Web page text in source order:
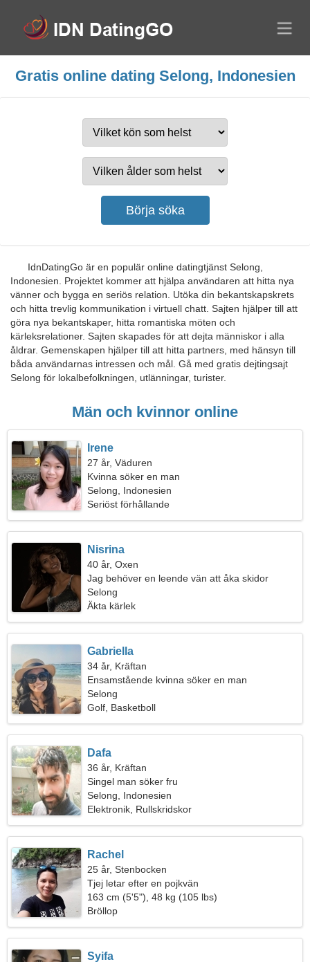
Gratis online dating Selong, Indonesien
IdnDatingGo är en populär online datingtjänst Selong,
Indonesien. Projektet kommer att hjälpa användaren att hitta nya
vänner och bygga en seriös relation. Utöka din bekantskapskrets
och hitta trevlig kommunikation i virtuell chatt. Sajten hjälper till att
göra nya bekantskaper, hitta romantiska möten och
kärleksrelationer. Sajten skapades för att dejta människor i alla
åldrar. Gemenskapen hjälper till att hitta partners, med hänsyn till
båda användarnas intressen och mål. Gå med gratis dejtingsajt
Selong för lokalbefolkningen, utlänningar, turister.
Män och kvinnor online
Irene
27 år, Väduren
Kvinna söker en man
Selong, Indonesien
Seriöst förhållande
Nisrina
40 år, Oxen
Jag behöver en leende vän att åka skidor
tillsammans
Selong
Äkta kärlek
Gabriella
34 år, Kräftan
Ensamstående kvinna söker en man
Selong
Golf, Basketboll
Dafa
36 år, Kräftan
Singel man söker fru
Selong, Indonesien
Elektronik, Rullskridskor
Rachel
25 år, Stenbocken
Tjej letar efter en pojkvän
163 cm (5'5"), 48 kg (105 lbs)
Bröllop
Syifa